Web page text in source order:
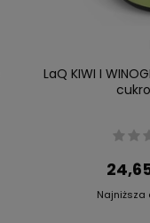
LaQ KIWI I
Najniższa